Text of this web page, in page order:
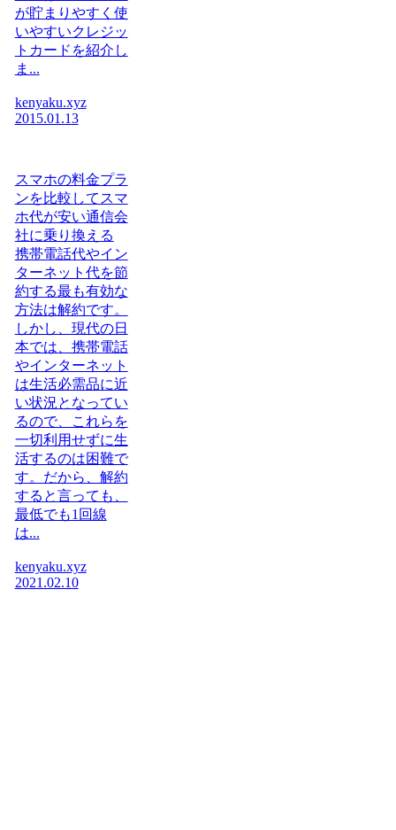
が貯まりやすく使
いやすいクレジッ
トカードを紹介し
ま...
kenyaku.xyz
2015.01.13
スマホの料金プラ
ンを比較してスマ
ホ代が安い通信会
社に乗り換える
携帯電話代やイン
ターネット代を節
約する最も有効な
方法は解約です。
しかし、現代の日
本では、携帯電話
やインターネット
は生活必需品に近
い状況となってい
るので、これらを
一切利用せずに生
活するのは困難で
す。だから、解約
すると言っても、
最低でも1回線
は...
kenyaku.xyz
2021.02.10